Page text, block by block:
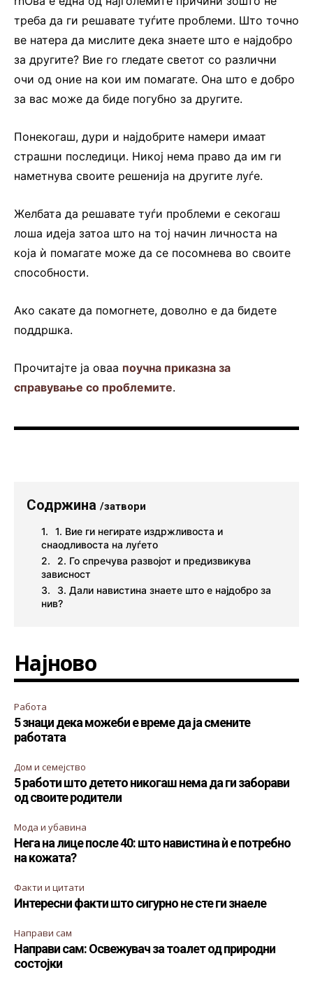
треба да ги решавате туѓите проблеми. Што точно
ве натера да мислите дека знаете што е најдобро
за другите? Вие го гледате светот со различни
очи од оние на кои им помагате. Она што е добро
за вас може да биде погубно за другите.
Понекогаш, дури и најдобрите намери имаат
страшни последици. Никој нема право да им ги
наметнува своите решенија на другите луѓе.
Желбата да решавате туѓи проблеми е секогаш
лоша идеја затоа што на тој начин личноста на
која ѝ помагате може да се посомнева во своите
способности.
Ако сакате да помогнете, доволно е да бидете
поддршка.
Прочитајте ја оваа поучна приказна за
справување со проблемите.
Содржина /затвори
1. Вие ги негирате издржливоста и
снаодливоста на луѓето
2. Го спречува развојот и предизвикува
зависност
3. Дали навистина знаете што е најдобро за
нив?
Најново
Работа
5 знаци дека можеби е време да ја смените
работата
Дом и семејство
5 работи што детето никогаш нема да ги заборави
од своите родители
Мода и убавина
Нега на лице после 40: што навистина ѝ е потребно
на кожата?
Факти и цитати
Интересни факти што сигурно не сте ги знаеле
Направи сам
Направи сам: Освежувач за тоалет од природни
состојки